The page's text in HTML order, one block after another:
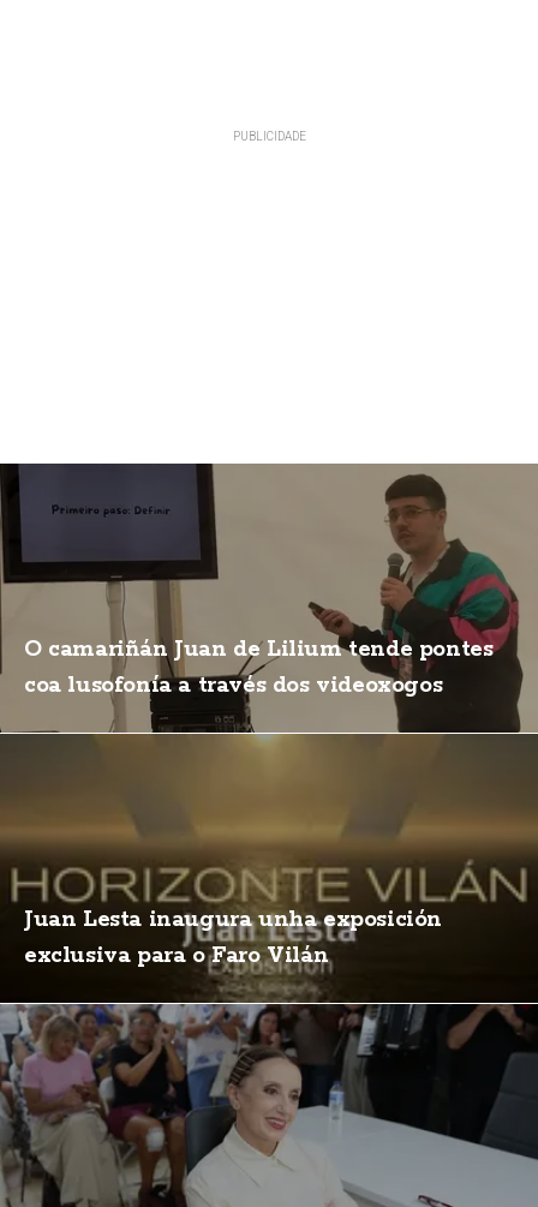
O camariñán Juan de Lilium tende pontes
coa lusofonía a través dos videoxogos
Juan Lesta inaugura unha exposición
exclusiva para o Faro Vilán